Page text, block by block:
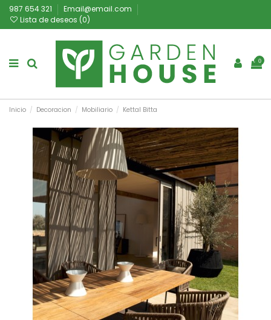
987 654 321
Email@email.com
Lista de deseos (0)
0
Inicio Decoracion Mobiliario Kettal Bitta